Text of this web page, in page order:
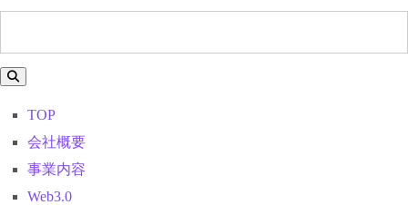
TOP
会社概要
事業内容
Web3.0